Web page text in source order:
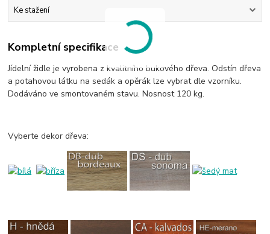
Ke stažení
Kompletní specifikace
Jídelní židle je vyrobena z kvalitního bukového dřeva. Odstín dřeva
a potahovou látku na sedák a opěrák lze vybrat dle vzorníku.
Dodáváno ve smontovaném stavu. Nosnost 120 kg.
Vyberte dekor dřeva: